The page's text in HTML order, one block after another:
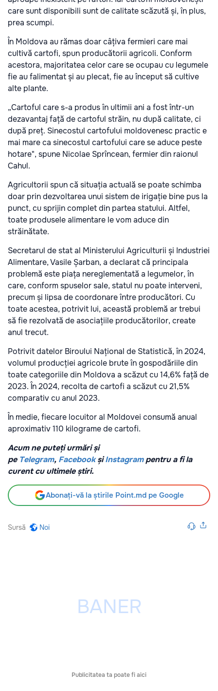
care sunt disponibili sunt de calitate scăzută și, în plus,
prea scumpi.
În Moldova au rămas doar câțiva fermieri care mai
cultivă cartofi, spun producătorii agricoli. Conform
acestora, majoritatea celor care se ocupau cu legumele
fie au falimentat și au plecat, fie au început să cultive
alte plante.
„Cartoful care s-a produs în ultimii ani a fost într-un
dezavantaj față de cartoful străin, nu după calitate, ci
după preț. Sinecostul cartofului moldovenesc practic e
mai mare ca sinecostul cartofului care se aduce peste
hotare", spune Nicolae Sprîncean, fermier din raionul
Cahul.
Agricultorii spun că situația actuală se poate schimba
doar prin dezvoltarea unui sistem de irigație bine pus la
punct, cu sprijin complet din partea statului. Altfel,
toate produsele alimentare le vom aduce din
străinătate.
Secretarul de stat al Ministerului Agriculturii și Industriei
Alimentare, Vasile Șarban, a declarat că principala
problemă este piața nereglementată a legumelor, în
care, conform spuselor sale, statul nu poate interveni,
precum și lipsa de coordonare între producători. Cu
toate acestea, potrivit lui, această problemă ar trebui
să fie rezolvată de asociațiile producătorilor, create
anul trecut.
Potrivit datelor Biroului Național de Statistică, în 2024,
volumul producției agricole brute în gospodăriile din
toate categoriile din Moldova a scăzut cu 14,6% față de
2023. În 2024, recolta de cartofi a scăzut cu 21,5%
comparativ cu anul 2023.
În medie, fiecare locuitor al Moldovei consumă anual
aproximativ 110 kilograme de cartofi.
Acum ne puteți urmări și
pe Telegram, FacebookșiInstagrampentru a fi la
curent cu ultimele știri.
Abonați-vă la știrile Point.md pe Google
Sursă Noi
Publicitatea ta poate fi aici